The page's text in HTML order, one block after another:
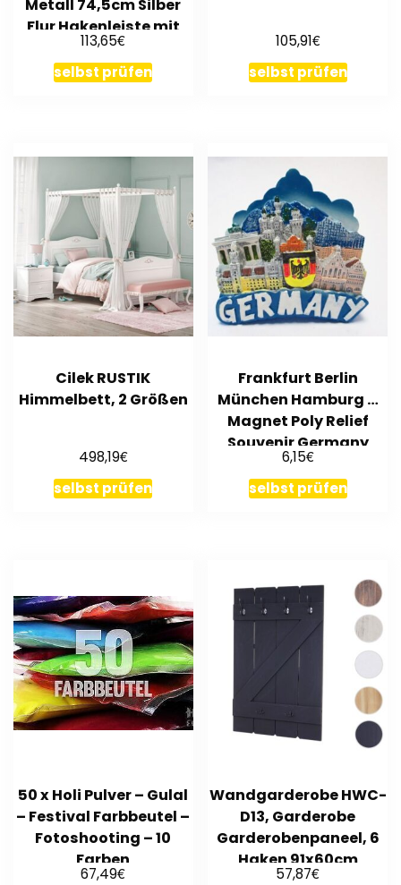
Metall 74,5cm Silber
Flur Hakenleiste mit
Ablage
113,65€
selbst prüfen
105,91€
selbst prüfen
Cilek RUSTIK
Himmelbett, 2 Größen
498,19€
selbst prüfen
Frankfurt Berlin
München Hamburg …
Magnet Poly Relief
Souvenir Germany
6,15€
selbst prüfen
50 x Holi Pulver – Gulal
– Festival Farbbeutel –
Fotoshooting – 10
Farben
67,49€
Wandgarderobe HWC-
D13, Garderobe
Garderobenpaneel, 6
Haken 91x60cm
57,87€